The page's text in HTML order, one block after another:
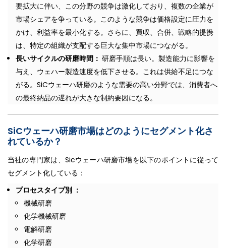
要拡大に伴い、この分野の競争は激化しており、複数の企業が
市場シェアを争っている。このような競争は価格設定に圧力を
かけ、利益率を最小化する。さらに、買収、合併、戦略的提携
は、特定の組織が支配する巨大な集中市場につながる。
長いサイクルの研磨時間： 研磨手順は長い。製造能力に影響を
与え、ウェハー製造速度を低下させる。これは供給不足につな
がる。SiCウェーハ研磨のような需要の高い分野では、消費者へ
の最終納品の遅れが大きな制約要因になる。
SiCウェーハ研磨市場はどのようにセグメント化さ
れているか？
当社の専門家は、Sicウェーハ研磨市場を以下のポイントに従って
セグメント化している：
プロセスタイプ別 ：
機械研磨
化学機械研磨
電解研磨
化学研磨